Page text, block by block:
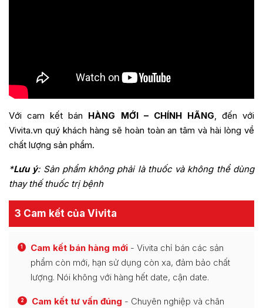
Với cam kết bán HÀNG MỚI – CHÍNH HÃNG, đến với
Vivita.vn quý khách hàng sẽ hoàn toàn an tâm và hài lòng về
chất lượng sản phẩm.
*Lưu ý: Sản phẩm không phải là thuốc và không thể dùng
thay thế thuốc trị bệnh
3 Cam kết của Vivita
1 Cam kết bán hàng mới - Vivita chỉ bán các sản
phẩm còn mới, hạn sử dụng còn xa, đảm bảo chất
lượng. Nói không với hàng hết date, cận date.
2 Cam kết tư vấn đúng - Chuyên nghiệp và chân